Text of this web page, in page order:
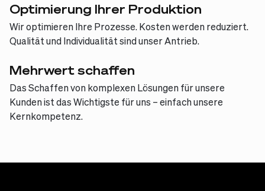
Optimierung Ihrer Produktion
Wir optimieren Ihre Prozesse. Kosten werden reduziert.
Qualität und Individualität sind unser Antrieb.
Mehrwert schaffen
Das Schaffen von komplexen Lösungen für unsere
Kunden ist das Wichtigste für uns – einfach unsere
Kernkompetenz.